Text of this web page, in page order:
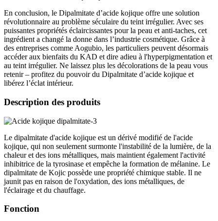
En conclusion, le Dipalmitate d’acide kojique offre une solution
révolutionnaire au problème séculaire du teint irrégulier. Avec ses
puissantes propriétés éclaircissantes pour la peau et anti-taches, cet
ingrédient a changé la donne dans l’industrie cosmétique. Grâce à
des entreprises comme Aogubio, les particuliers peuvent désormais
accéder aux bienfaits du KAD et dire adieu à l'hyperpigmentation et
au teint irrégulier. Ne laissez plus les décolorations de la peau vous
retenir – profitez du pouvoir du Dipalmitate d’acide kojique et
libérez l’éclat intérieur.
Description des produits
Le dipalmitate d'acide kojique est un dérivé modifié de l'acide
kojique, qui non seulement surmonte l'instabilité de la lumière, de la
chaleur et des ions métalliques, mais maintient également l'activité
inhibitrice de la tyrosinase et empêche la formation de mélanine. Le
dipalmitate de Kojic possède une propriété chimique stable. Il ne
jaunit pas en raison de l'oxydation, des ions métalliques, de
l'éclairage et du chauffage.
Fonction